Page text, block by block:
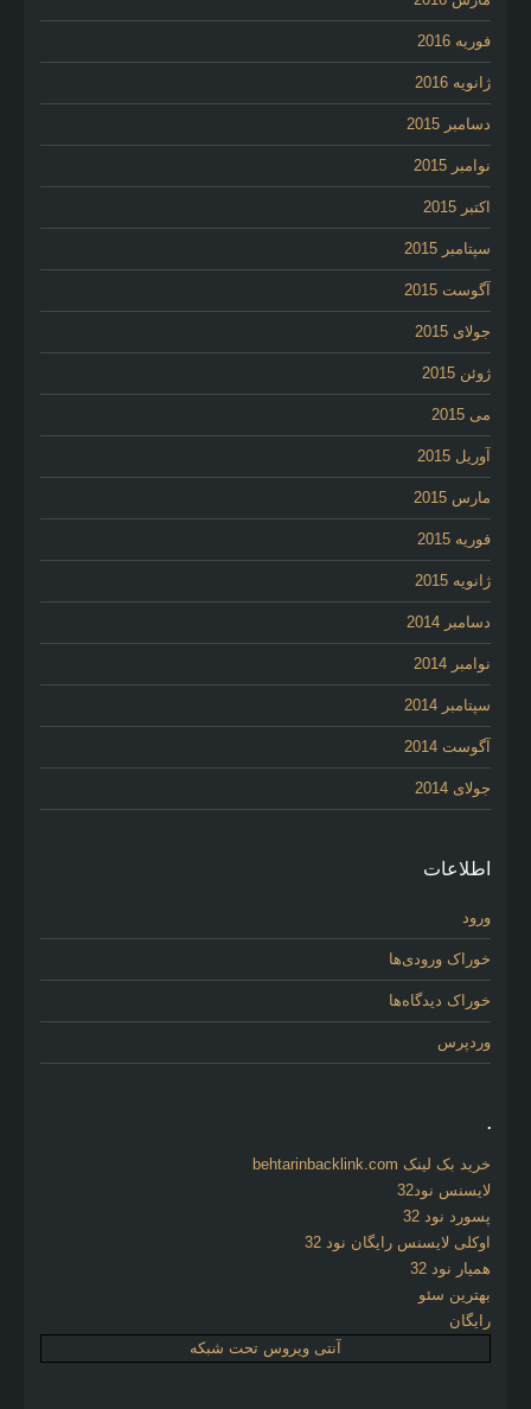
فوریه 2016
ژانویه 2016
دسامبر 2015
نوامبر 2015
اکتبر 2015
سپتامبر 2015
آگوست 2015
جولای 2015
ژوئن 2015
می 2015
آوریل 2015
مارس 2015
فوریه 2015
ژانویه 2015
دسامبر 2014
نوامبر 2014
سپتامبر 2014
آگوست 2014
جولای 2014
اطلاعات
ورود
خوراک ورودی‌ها
خوراک دیدگاه‌ها
وردپرس
.
خرید بک لینک behtarinbacklink.com
لایسنس نود32
پسورد نود 32
اوکلی لایسنس رایگان نود 32
همیار نود 32
بهترین سئو
رایگان
آنتی ویروس تحت شبکه